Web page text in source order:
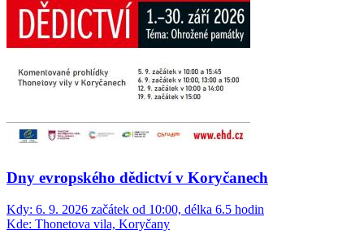
Dny evropského dědictví v Koryčanech
Kdy: 6. 9. 2026 začátek od 10:00, délka 6.5 hodin
Kde: Thonetova vila, Koryčany